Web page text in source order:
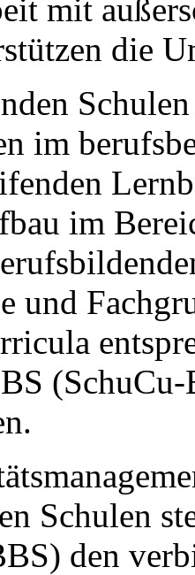
mit
die
im
im
und
Schulen
den